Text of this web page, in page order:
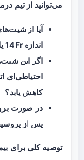
می‌توانید از تیم
آیا از
اندازه 14Fr یا 23Fr استفاده خواهد شد؟
اگر این
احتیاطی‌ای
کاهش یابد؟
در صورت
پس از
توصیه کلی برای